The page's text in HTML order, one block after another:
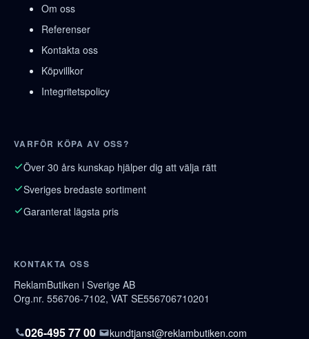
Om oss
Referenser
Kontakta oss
Köpvillkor
Integritetspolicy
VARFÖR KÖPA AV OSS?
Över 30 års kunskap hjälper dig att välja rätt
Sveriges bredaste sortiment
Garanterat lägsta pris
KONTAKTA OSS
ReklamButiken i Sverige AB
Org.nr. 556706-7102, VAT SE556706710201
026-495 77 00 kundtjanst@reklambutiken.com